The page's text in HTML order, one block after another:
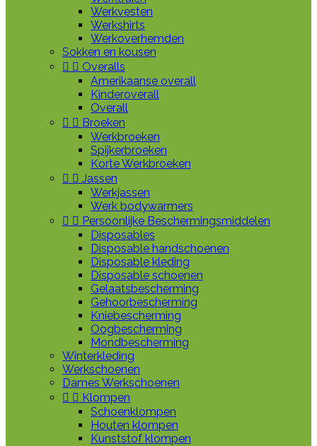
Werkvesten
Werkshirts
Werkoverhemden
Sokken en kousen
  Overalls
Amerikaanse overall
Kinderoverall
Overall
  Broeken
Werkbroeken
Spijkerbroeken
Korte Werkbroeken
  Jassen
Werkjassen
Werk bodywarmers
  Persoonlijke Beschermingsmiddelen
Disposables
Disposable handschoenen
Disposable kleding
Disposable schoenen
Gelaatsbescherming
Gehoorbescherming
Kniebescherming
Oogbescherming
Mondbescherming
Winterkleding
Werkschoenen
Dames Werkschoenen
  Klompen
Schoenklompen
Houten klompen
Kunststof klompen